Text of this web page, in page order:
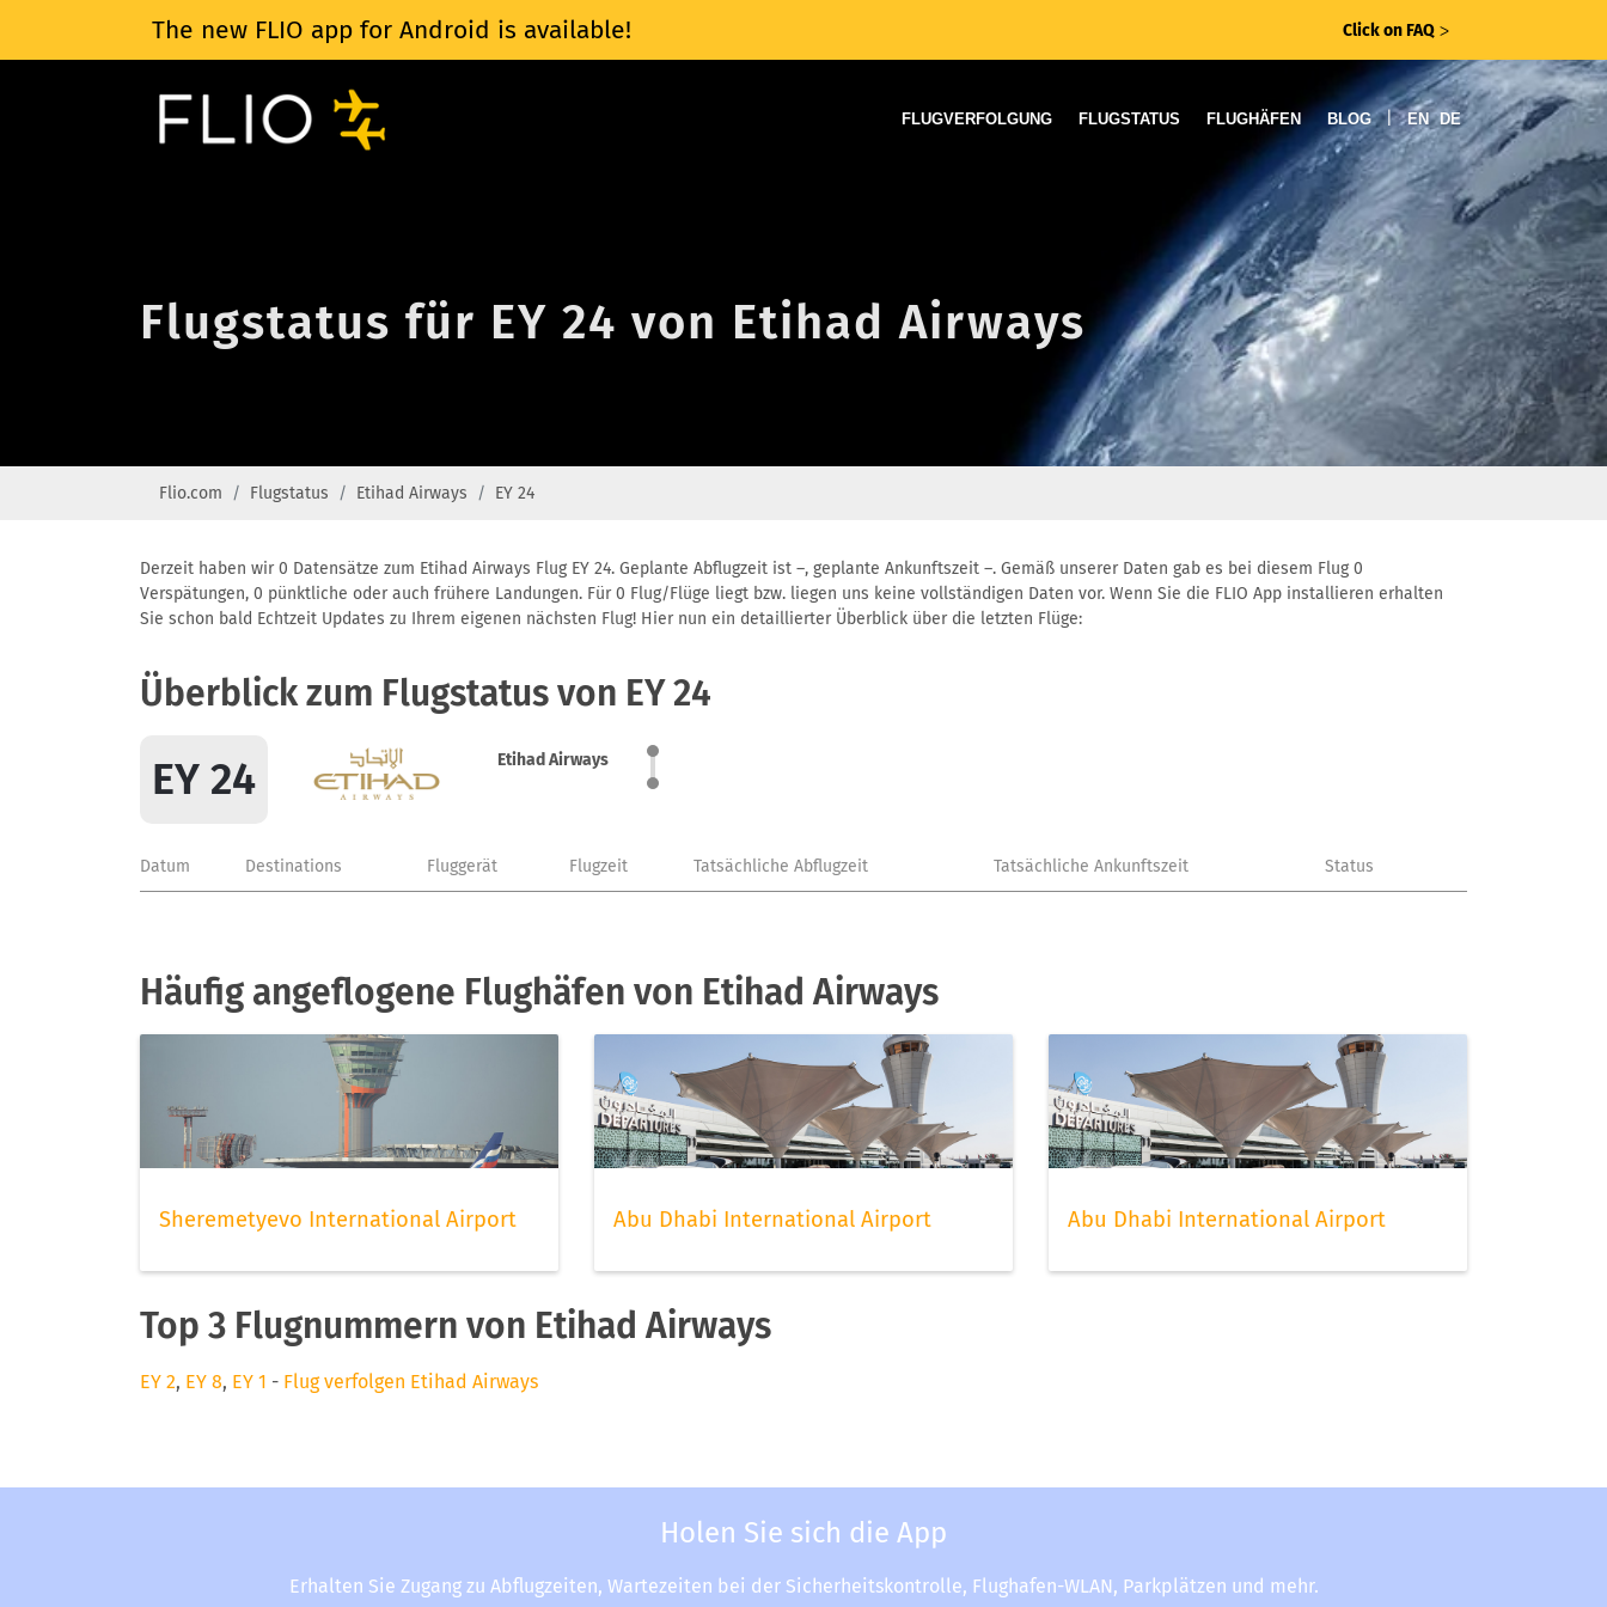
The new FLIO app for Android is available! Click on FAQ ᐳ
FLUGVERFOLGUNG FLUGSTATUS FLUGHÄFEN BLOG | EN DE
Flugstatus für EY 24 von Etihad Airways
Flio.com Flugstatus Etihad Airways EY 24
Derzeit haben wir 0 Datensätze zum Etihad Airways Flug EY 24. Geplante Abflugzeit ist –, geplante Ankunftszeit –. Gemäß unserer Daten gab es bei diesem Flug 0
Verspätungen, 0 pünktliche oder auch frühere Landungen. Für 0 Flug/Flüge liegt bzw. liegen uns keine vollständigen Daten vor. Wenn Sie die FLIO App installieren erhalten
Sie schon bald Echtzeit Updates zu Ihrem eigenen nächsten Flug! Hier nun ein detaillierter Überblick über die letzten Flüge:
Überblick zum Flugstatus von EY 24
EY 24 Etihad Airways
Datum Destinations Fluggerät Flugzeit Tatsächliche Abflugzeit Tatsächliche Ankunftszeit Status
Häufig angeflogene Flughäfen von Etihad Airways
Sheremetyevo International Airport Abu Dhabi International Airport Abu Dhabi International Airport
Top 3 Flugnummern von Etihad Airways
EY 2, EY 8, EY 1 - Flug verfolgen Etihad Airways
Holen Sie sich die App
Erhalten Sie Zugang zu Abflugzeiten, Wartezeiten bei der Sicherheitskontrolle, Flughafen-WLAN, Parkplätzen und mehr.